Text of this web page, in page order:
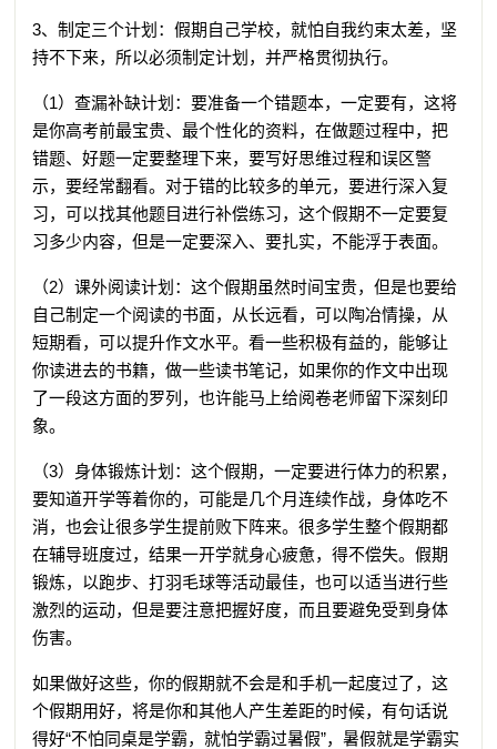
3、制定三个计划：假期自己学校，就怕自我约束太差，坚
持不下来，所以必须制定计划，并严格贯彻执行。
（1）查漏补缺计划：要准备一个错题本，一定要有，这将
是你高考前最宝贵、最个性化的资料，在做题过程中，把
错题、好题一定要整理下来，要写好思维过程和误区警
示，要经常翻看。对于错的比较多的单元，要进行深入复
习，可以找其他题目进行补偿练习，这个假期不一定要复
习多少内容，但是一定要深入、要扎实，不能浮于表面。
（2）课外阅读计划：这个假期虽然时间宝贵，但是也要给
自己制定一个阅读的书面，从长远看，可以陶冶情操，从
短期看，可以提升作文水平。看一些积极有益的，能够让
你读进去的书籍，做一些读书笔记，如果你的作文中出现
了一段这方面的罗列，也许能马上给阅卷老师留下深刻印
象。
（3）身体锻炼计划：这个假期，一定要进行体力的积累，
要知道开学等着你的，可能是几个月连续作战，身体吃不
消，也会让很多学生提前败下阵来。很多学生整个假期都
在辅导班度过，结果一开学就身心疲惫，得不偿失。假期
锻炼，以跑步、打羽毛球等活动最佳，也可以适当进行些
激烈的运动，但是要注意把握好度，而且要避免受到身体
伤害。
如果做好这些，你的假期就不会是和手机一起度过了，这
个假期用好，将是你和其他人产生差距的时候，有句话说
得好“不怕同桌是学霸，就怕学霸过暑假”，暑假就是学霸实